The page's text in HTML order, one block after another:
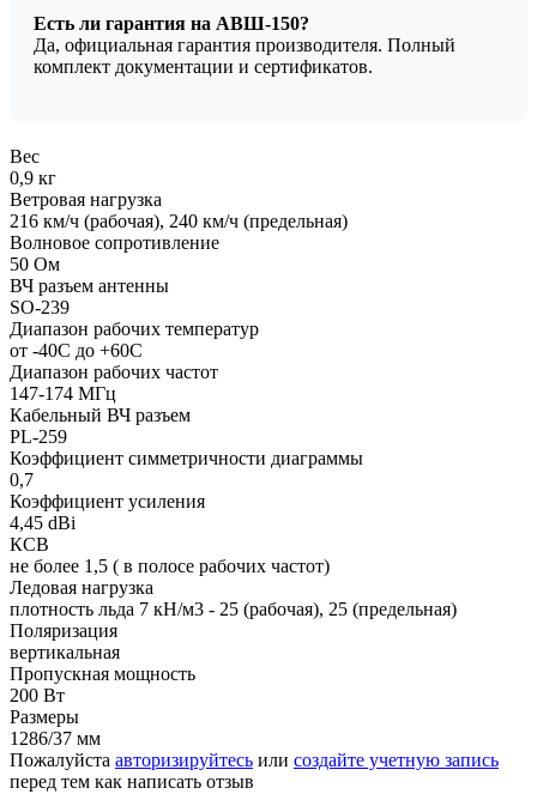
Есть ли гарантия на АВШ-150?
Да, официальная гарантия производителя. Полный
комплект документации и сертификатов.
Вес
0,9 кг
Ветровая нагрузка
216 км/ч (рабочая), 240 км/ч (предельная)
Волновое сопротивление
50 Ом
ВЧ разъем антенны
SO-239
Диапазон рабочих температур
от -40С до +60С
Диапазон рабочих частот
147-174 МГц
Кабельный ВЧ разъем
PL-259
Коэффициент симметричности диаграммы
0,7
Коэффициент усиления
4,45 dBi
КСВ
не более 1,5 ( в полосе рабочих частот)
Ледовая нагрузка
плотность льда 7 кН/м3 - 25 (рабочая), 25 (предельная)
Поляризация
вертикальная
Пропускная мощность
200 Вт
Размеры
1286/37 мм
Пожалуйста авторизируйтесь или создайте учетную запись
перед тем как написать отзыв